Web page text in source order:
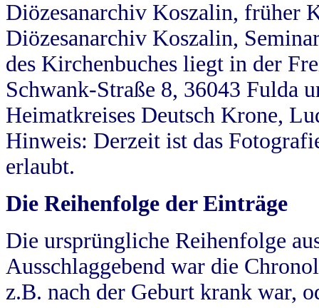
Diözesanarchiv Koszalin, früher
Diözesanarchiv Koszalin,
des Kirchenbuches liegt in der
Schwank-Straße 8, 36043 Fulda
Heimatkreises Deutsch Krone,
Hinweis: Derzeit ist das
erlaubt.
Die Reihenfolge der Einträge
Die ursprüngliche Reihenfolge
Ausschlaggebend war die
z.B. nach der Geburt krank war,